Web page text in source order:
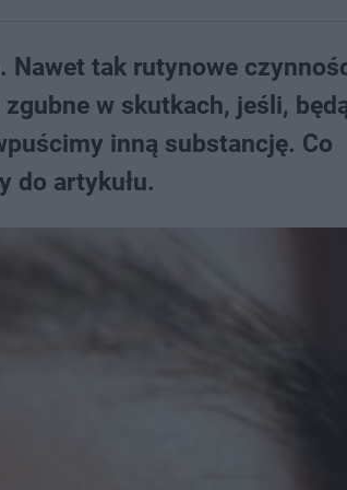
Nawet tak rutynowe
w skutkach, jeśli,
inną substancję. Co
do artykułu.